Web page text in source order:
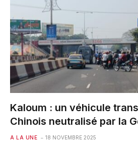
Kaloum : un véhicule
Chinois neutralisé par la
A LA UNE 18 NOVEMBRE 2025